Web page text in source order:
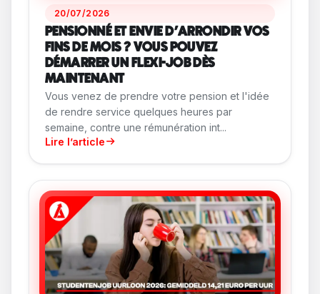
20/07/2026
PENSIONNÉ ET ENVIE D'ARRONDIR VOS
FINS DE MOIS ? VOUS POUVEZ
DÉMARRER UN FLEXI-JOB DÈS
MAINTENANT
Vous venez de prendre votre pension et l'idée
de rendre service quelques heures par
semaine, contre une rémunération int...
Lire l’article